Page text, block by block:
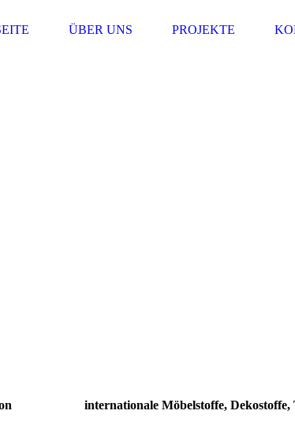
ÜBER UNS PROJEKTE
internationale Möbelstoffe, Dekostoffe,